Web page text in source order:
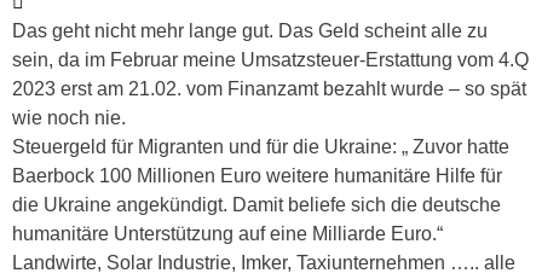
Das geht nicht mehr lange gut. Das Geld scheint alle zu
sein, da im Februar meine Umsatzsteuer-Erstattung vom 4.Q
2023 erst am 21.02. vom Finanzamt bezahlt wurde – so spät
wie noch nie.
Steuergeld für Migranten und für die Ukraine: „ Zuvor hatte
Baerbock 100 Millionen Euro weitere humanitäre Hilfe für
die Ukraine angekündigt. Damit beliefe sich die deutsche
humanitäre Unterstützung auf eine Milliarde Euro.“
Landwirte, Solar Industrie, Imker, Taxiunternehmen ….. alle